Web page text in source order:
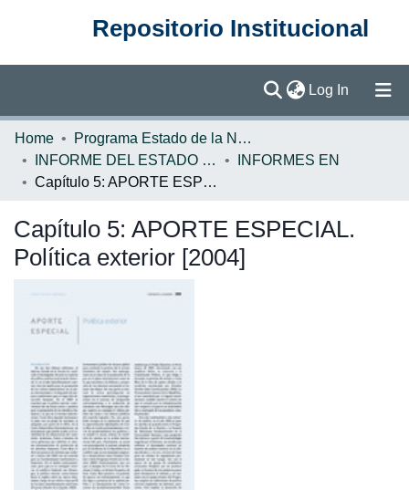
Repositorio Institucional
Log In (current)
Communities & Collections
Home
Programa Estado de la Nación (PEN)
INFORME DEL ESTADO DE LA NACION
INFORMES EN
Capítulo 5: APORTE ESPECIAL. Política exterior [2004]
Capítulo 5: APORTE ESPECIAL.
Política exterior [2004]